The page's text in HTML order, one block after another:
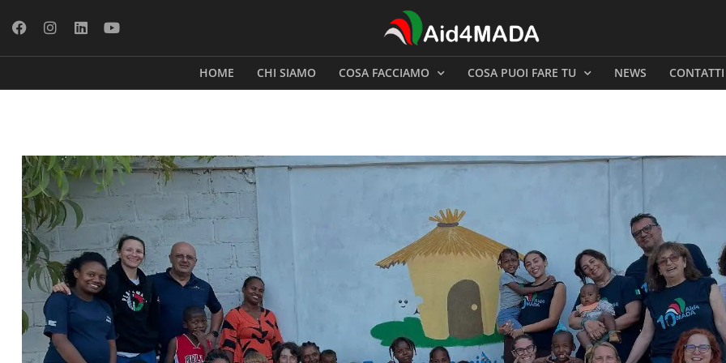
HOME CHI SIAMO COSA FACCIAMO COSA PUOI FARE TU NEWS CONTATTI